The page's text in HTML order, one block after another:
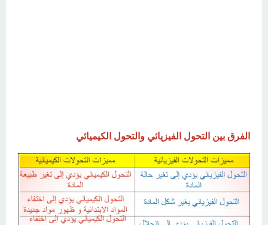
الفرق بين التحول الفيزيائي والتحول الكيميائي